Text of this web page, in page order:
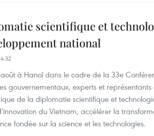
scientifique et
national
août à Hanoï dans le cadre de la 33e
gouvernementaux, experts et
de la diplomatie scientifique et
du Vietnam, accélérer la
fondée sur la science et les technologies.